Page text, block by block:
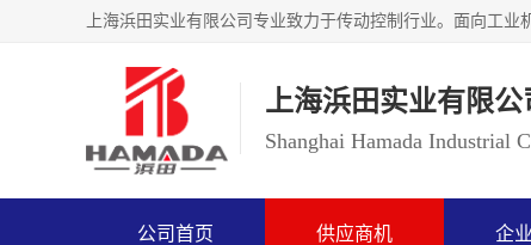
上海浜田实业有限公
Shanghai Hamada Industrial
公司首页 供应商机 企